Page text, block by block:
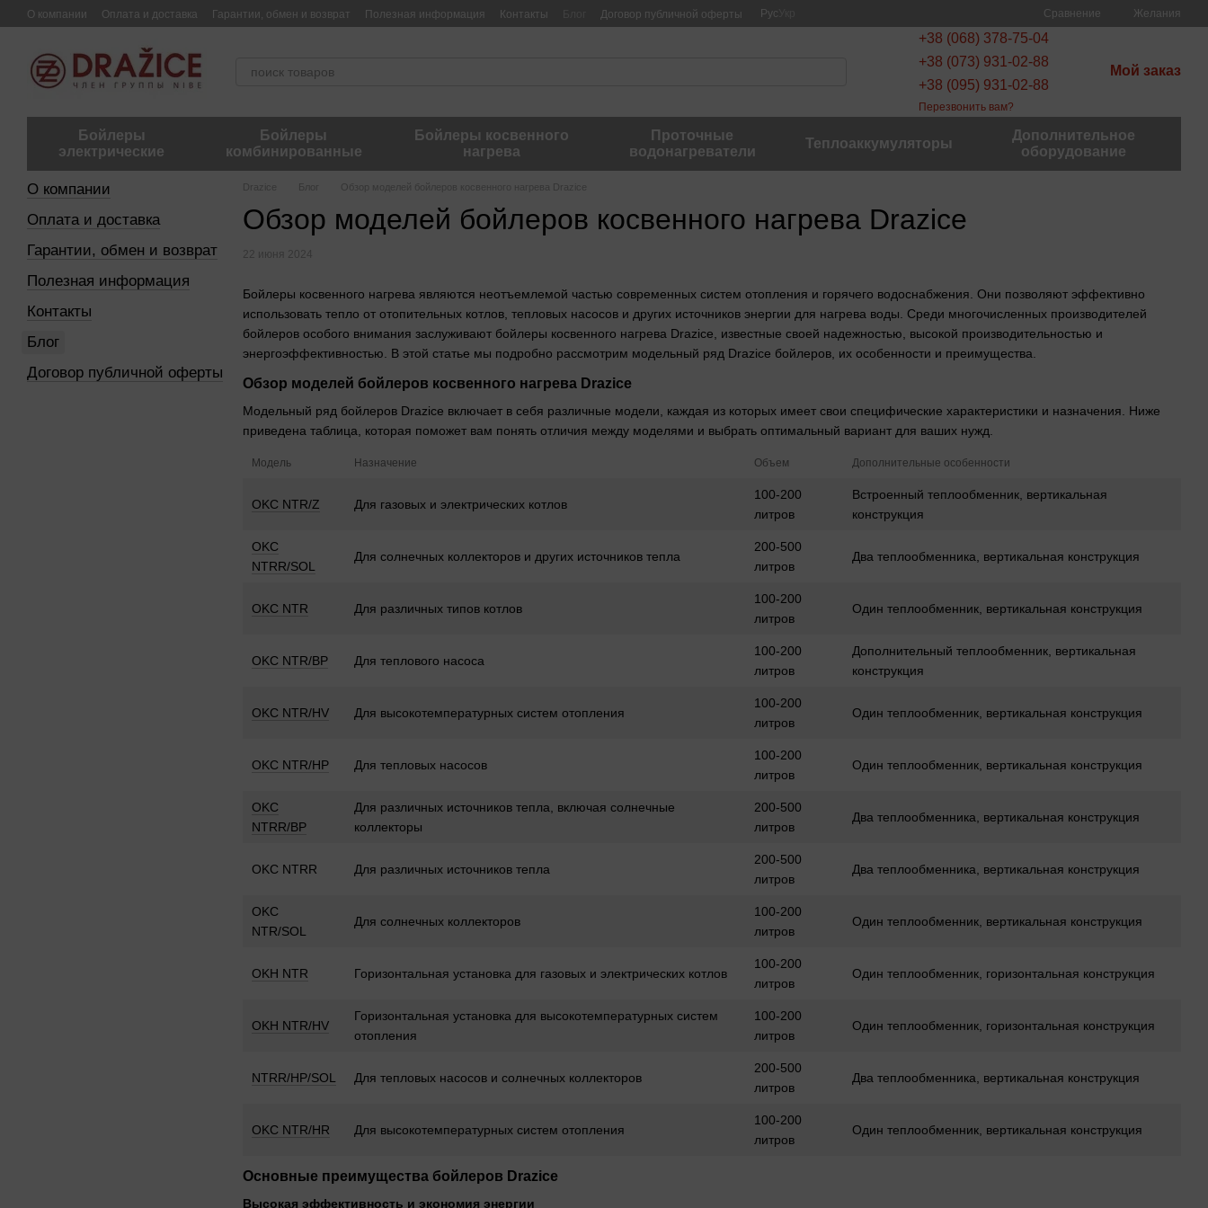
Перейти к основному контенту
О компании Оплата и доставка Гарантии, обмен и возврат Полезная информация Контакты Договор публичной оферты Рус Сравнение Желания
+38 (068) 378-75-04
+38 (073) 931-02-88
+38 (095) 931-02-88
Перезвонить вам?
Мой заказ
Бойлеры
электрические
Бойлеры
комбинированные
Бойлеры косвенного
нагрева
Проточные
водонагреватели
Теплоаккумуляторы
Дополнительное
оборудование
Drazice Блог Обзор моделей бойлеров косвенного нагрева Drazice
Обзор моделей бойлеров косвенного нагрева Drazice
22 июня 2024
Бойлеры косвенного нагрева являются неотъемлемой частью современных систем отопления и горячего водоснабжения. Они позволяют эффективно
использовать тепло от отопительных котлов, тепловых насосов и других источников энергии для нагрева воды. Среди многочисленных производителей
бойлеров особого внимания заслуживают бойлеры косвенного нагрева Drazice, известные своей надежностью, высокой производительностью и
энергоэффективностью. В этой статье мы подробно рассмотрим модельный ряд Drazice бойлеров, их особенности и преимущества.
Обзор моделей бойлеров косвенного нагрева Drazice
Модельный ряд бойлеров Drazice включает в себя различные модели, каждая из которых имеет свои специфические характеристики и назначения. Ниже
приведена таблица, которая поможет вам понять отличия между моделями и выбрать оптимальный вариант для ваших нужд.
Модель Назначение Объем Дополнительные особенности
OKC NTR/Z Для газовых и электрических котлов
100-200
литров
Встроенный теплообменник, вертикальная
конструкция
OKC
NTRR/SOL
Для солнечных коллекторов и других источников тепла
200-500
литров
Два теплообменника, вертикальная конструкция
OKC NTR Для различных типов котлов
100-200
литров
Один теплообменник, вертикальная конструкция
OKC NTR/BP Для теплового насоса
100-200
литров
Дополнительный теплообменник, вертикальная
конструкция
OKC NTR/HV Для высокотемпературных систем отопления
100-200
литров
Один теплообменник, вертикальная конструкция
OKC NTR/HP Для тепловых насосов
100-200
литров
Один теплообменник, вертикальная конструкция
OKC
NTRR/BP
Для различных источников тепла, включая солнечные
коллекторы
200-500
литров
Два теплообменника, вертикальная конструкция
OKC NTRR Для различных источников тепла
200-500
литров
Два теплообменника, вертикальная конструкция
OKC
NTR/SOL
Для солнечных коллекторов
100-200
литров
Один теплообменник, вертикальная конструкция
OKH NTR Горизонтальная установка для газовых и электрических котлов
100-200
литров
Один теплообменник, горизонтальная конструкция
OKH NTR/HV
Горизонтальная установка для высокотемпературных систем
отопления
100-200
литров
Один теплообменник, горизонтальная конструкция
NTRR/HP/SOL Для тепловых насосов и солнечных коллекторов
200-500
литров
Два теплообменника, вертикальная конструкция
OKC NTR/HR Для высокотемпературных систем отопления
100-200
литров
Один теплообменник, вертикальная конструкция
Основные преимущества бойлеров Drazice
Высокая эффективность и экономия энергии
О компании
Оплата и доставка
Гарантии, обмен и возврат
Полезная информация
Контакты
Блог
Договор публичной оферты